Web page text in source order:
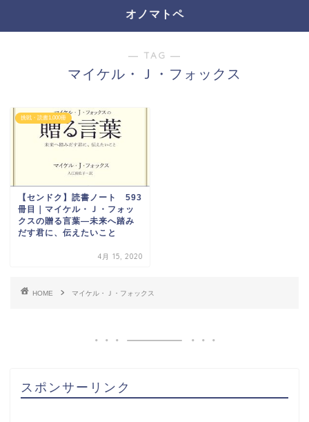
オノマトペ
― TAG ―
マイケル・Ｊ・フォックス
挑戦・読書1,000冊
【センドク】読書ノート 593
冊目｜マイケル・Ｊ・フォッ
クスの贈る言葉―未来へ踏み
だす君に、伝えたいこと
4月 15, 2020
HOME マイケル・Ｊ・フォックス
スポンサーリンク